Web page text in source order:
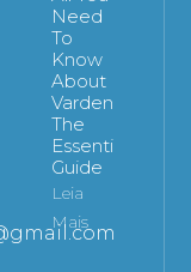
Need
To
Know
About
Vardenafil:
The
Essential
Guide
Leia
Mais